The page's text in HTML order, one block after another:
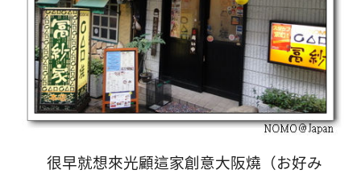
很早就想來光顧這家創意大阪燒（お好み